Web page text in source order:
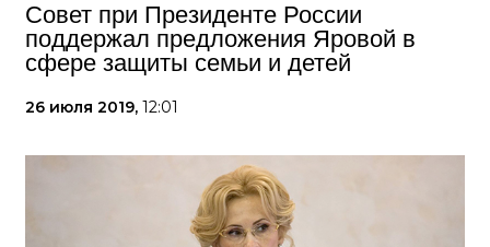
Совет при Президенте России
поддержал предложения Яровой в
сфере защиты семьи и детей
26 июля 2019, 12:01